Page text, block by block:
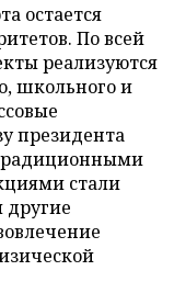
остается
По всей
реализуются
школьного и
президента
стали
другие